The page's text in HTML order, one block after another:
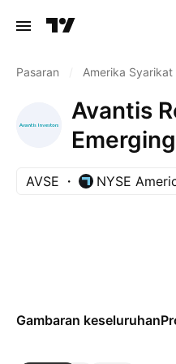
Pasaran Amerika Syarikat
Avantis
ETF
AVSE NYSE
Gambaran keseluruhan